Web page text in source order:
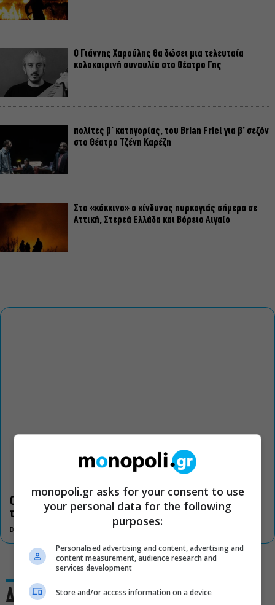
Ο Γιάννης Χαρούλης θα δώσει μια τελευταία
καλοκαιρινή συναυλία στο Θέατρο Γης
πολίτες β’ κατηγορίας, του Brian Friel για β’ σεζόν
στο Θέατρο Τζένη Καρέζη
Στο «κόκκινο» ο κίνδυνος πυρκαγιάς σήμερα σε
Αττική, Στερεά Ελλάδα και Βόρειο Αιγαίο
Οι «Τρωάδες» στην Επίδαυρο αλλάζουν την αντίληψη για
τον πολιτισμό
DON'T MISS
Δες και αυτό
monopoli.gr asks for your consent to use
your personal data for the following
purposes:
Personalised advertising and content, advertising and
content measurement, audience research and
services development
Store and/or access information on a device